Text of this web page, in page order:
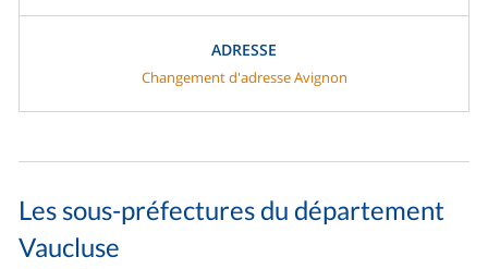
ADRESSE
Changement d'adresse Avignon
Les sous-préfectures du département
Vaucluse